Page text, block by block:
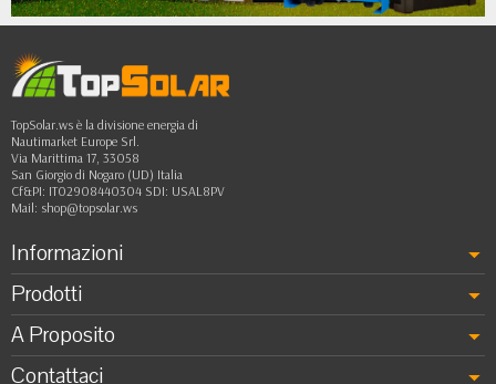
TopSolar.ws è la divisione energia di
Nautimarket Europe Srl.
Via Marittima 17, 33058
San Giorgio di Nogaro (UD) Italia
Cf&PI: IT02908440304 SDI: USAL8PV
Mail: shop@topsolar.ws
Informazioni
Prodotti
A Proposito
Contattaci